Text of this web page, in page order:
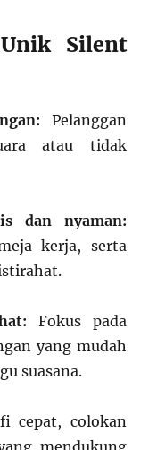
Silent
Pelanggan
atau tidak
dan nyaman:
kerja, serta
Fokus pada
yang mudah
suasana.
cepat, colokan